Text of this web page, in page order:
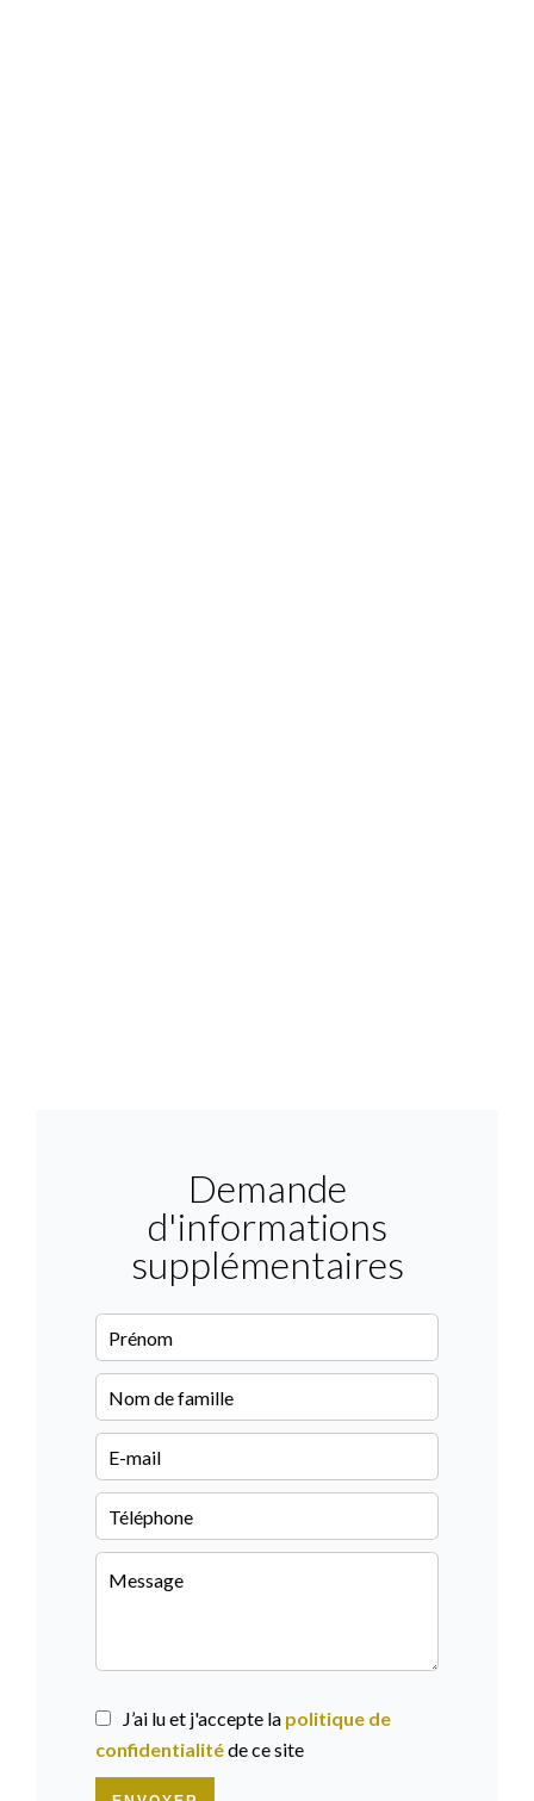
Demande
d'informations
supplémentaires
J’ai lu et j'accepte la politique de
confidentialitéde ce site